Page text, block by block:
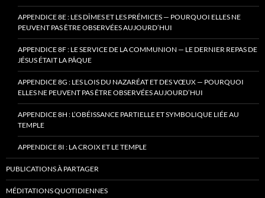
APPENDICE 8E : LES DÎMES ET LES PRÉMICES — POURQUOI ELLES NE
PEUVENT PAS ÊTRE OBSERVÉES AUJOURD’HUI
APPENDICE 8F : LE SERVICE DE LA COMMUNION — LE DERNIER REPAS DE
JÉSUS ÉTAIT LA PÂQUE
APPENDICE 8G : LES LOIS DU NAZARÉAT ET DES VŒUX — POURQUOI
ELLES NE PEUVENT PAS ÊTRE OBSERVÉES AUJOURD’HUI
APPENDICE 8H : L’OBÉISSANCE PARTIELLE ET SYMBOLIQUE LIÉE AU
TEMPLE
APPENDICE 8I : LA CROIX ET LE TEMPLE
PUBLICATIONS À PARTAGER
MÉDITATIONS QUOTIDIENNES